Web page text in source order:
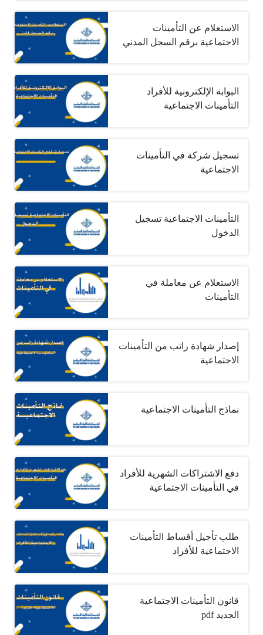
الاستعلام عن التأمينات
الاجتماعية برقم السجل المدني
البوابة الإلكترونية للأفراد
التأمينات الاجتماعية
تسجيل شركة في التأمينات
الاجتماعية
التأمينات الاجتماعية تسجيل
الدخول
الاستعلام عن معاملة في
التأمينات
إصدار شهادة راتب من التأمينات
الاجتماعية
نماذج التأمينات الاجتماعية
دفع الاشتراكات الشهرية للأفراد
في التأمينات الاجتماعية
طلب تأجيل أقساط التأمينات
الاجتماعية للأفراد
قانون التأمينات الاجتماعية
الجديد pdf